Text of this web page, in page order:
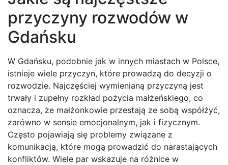
przyczyny rozwodów w
Gdańsku
W Gdańsku, podobnie jak w innych miastach w Polsce,
istnieje wiele przyczyn, które prowadzą do decyzji o
rozwodzie. Najczęściej wymienianą przyczyną jest
trwały i zupełny rozkład pożycia małżeńskiego, co
oznacza, że małżonkowie przestają ze sobą współżyć,
zarówno w sensie emocjonalnym, jak i fizycznym.
Często pojawiają się problemy związane z
komunikacją, które mogą prowadzić do narastających
konfliktów. Wiele par wskazuje na różnice w